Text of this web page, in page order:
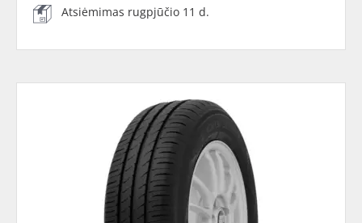
Atsiėmimas rugpjūčio 11 d.